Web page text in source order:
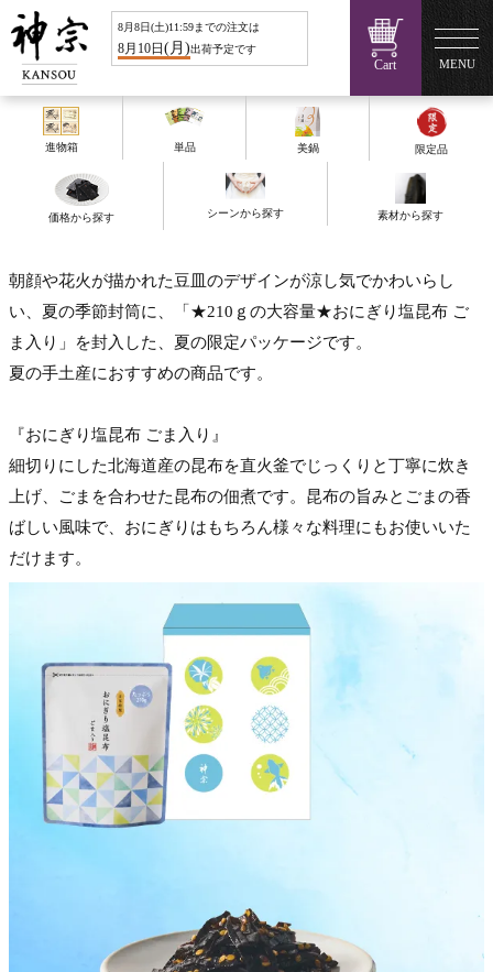
8月8日(土)11:59までの注文は
8月 10日 (月 )出荷予定です
Cart MENU
進物箱 単品 美鍋 限定品
価格から探す シーンから探す 素材から探す
朝顔や花火が描かれた豆皿のデザインが涼し気でかわいらし
い、夏の季節封筒に、「★210ｇの大容量★おにぎり塩昆布 ご
ま入り」を封入した、夏の限定パッケージです。
夏の手土産におすすめの商品です。
『おにぎり塩昆布 ごま入り』
細切りにした北海道産の昆布を直火釜でじっくりと丁寧に炊き
上げ、ごまを合わせた昆布の佃煮です。昆布の旨みとごまの香
ばしい風味で、おにぎりはもちろん様々な料理にもお使いいた
だけます。